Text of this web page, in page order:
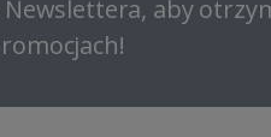
Newslettera, aby